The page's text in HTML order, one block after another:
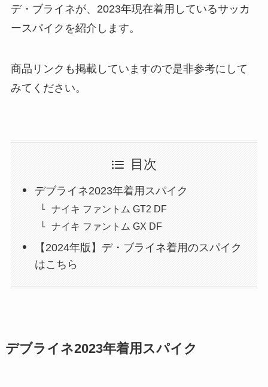
デ・ブライネが、2023年現在着用しているサッカ
ースパイクを紹介します。
商品リンクも掲載していますので是非参考にして
みてください。
目次
デブライネ2023年着用スパイク
ナイキ ファントム GT2 DF
ナイキ ファントム GX DF
【2024年版】デ・ブライネ着用のスパイク
はこちら
デブライネ2023年着用スパイク